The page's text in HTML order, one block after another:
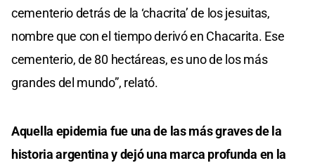
cementerio detrás de la ‘chacrita’ de los jesuitas,
nombre que con el tiempo derivó en Chacarita. Ese
cementerio, de 80 hectáreas, es uno de los más
grandes del mundo”, relató.
Aquella epidemia fue una de las más graves de la
historia argentina y dejó una marca profunda en la